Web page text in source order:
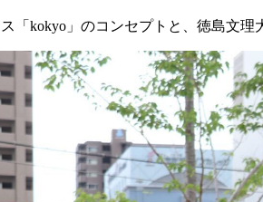
kokyo」のコンセプトと、徳島文理